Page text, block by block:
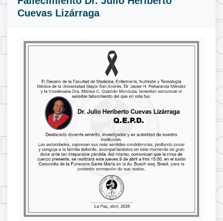
Cuevas Lizárraga